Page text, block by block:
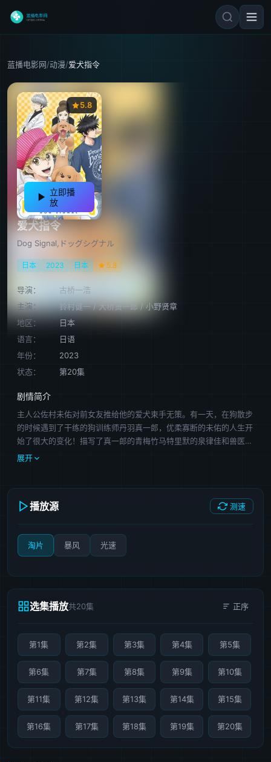
蓝播电影网/动漫/爱犬指令
5.8
立即播
放
爱犬指令
Dog Signal,ドッグシグナル
日本 2023 日本 5.8
导演：
古桥一浩
主演：
铃村健一/大桥贤一郎/小野贤章
地区：
日本
语言：
日语
年份：
2023
状态：
第20集
剧情简介
主人公佐村未佑对前女友推给他的爱犬束手无策。有一天，在狗散步
的时候遇到了干练的狗训练师丹羽真一郎，优柔寡断的未佑的人生开
始了很大的变化！描写了真一郎的青梅竹马特里默的泉律佳和兽医久
宝铃之介等伙伴们的相遇，以及在与个性丰富的狗和主人的接触中，
展开
播放源 测速
淘片 暴风 光速
选集播放共20集 正序
第1集 第2集 第3集 第4集 第5集
第6集 第7集 第8集 第9集 第10集
第11集 第12集 第13集 第14集 第15集
第16集 第17集 第18集 第19集 第20集